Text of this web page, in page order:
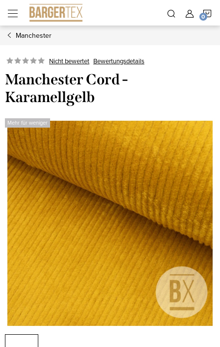
Inhalt
springen
Manchester
Nicht bewertet Bewertungsdetails
Manchester Cord -
Karamellgelb
Mehr für weniger